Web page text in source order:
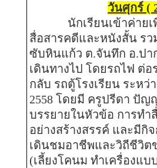
วันศุกร์ (
นักเรียนเข้าค่ายเพื่อ
สื่อสารคดีและหนังสั้น ร
ซับหินแก้ว ต.จันทึก อ.ปา
เดินทางไป โดยรถไฟ ต่อ
กลับ รถตู้โรงเรียน ระหว่
2558โดยมี ครูปรีดา ปัญ
บรรยายในหัวข้อ การท
อย่างสร้างสรรค์ และมีกิ
เดินชมอาชีพและวิถีชีวิ
(เลี้ยงโคนม ทำเครื่องแบ